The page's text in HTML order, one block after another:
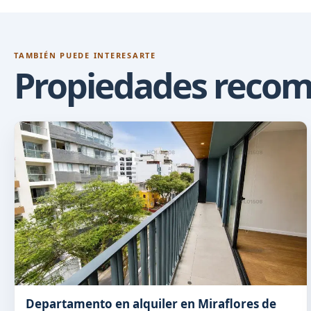
TAMBIÉN PUEDE INTERESARTE
Propiedades
Departamento en alquiler en Miraflores de